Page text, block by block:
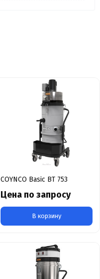
COYNCO Basic BT 753
Цена по запросу
В корзину